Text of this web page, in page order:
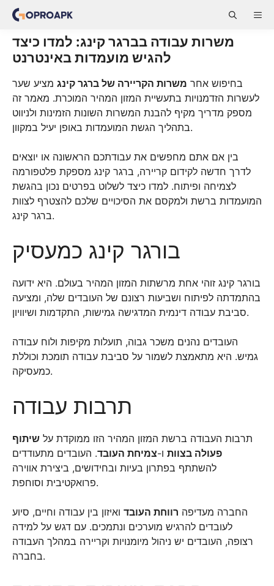
Skip
content
משרות עבודה בברגר קינג: למדו כיצד
להגיש מועמדות באינטרנט
בחיפוש אחר משרות הקריירה של ברגר קינג מציע שער
לעשרות הזדמנויות בתעשיית המזון המהיר המוכרת. מאמר זה
מספק מדריך מקיף להבנת המשרות השונות הזמינות ולניווט
בתהליך הגשת המועמדות באופן יעיל במקוון.
בין אם אתם מחפשים את עבודתכם הראשונה או יוצאים
לדרך חדשה לקידום קריירה, ברגר קינג מספקת פלטפורמה
לצמיחה ופיתוח. למדו כיצד לשלוט בפרטים נכון בהגשת
המועמדות ברשת ולמקסם את הסיכויים שלכם להצטרף לצוות
ברגר קינג.
בורגר קינג כמעסיק
בורגר קינג זוהי אחת מרשתות המזון המהיר בעולם. היא ידועה
בהתמדתה לפיתוח ושביעות רצונם של העובדים שלה, ומציעה
סביבת עבודה דינמית המדגישה גמישות, התקדמות ושיוויון.
העובדים נהנים משכר גבוה, תועלות מקיפות ולוח עבודה
גמיש. היא מתאמצת לשמור על סביבת עבודה תומכת וכוללת
כמעסיקה.
תרבות עבודה
תרבות העבודה ברשת המזון המהיר הזו ממוקדת על שיתוף
פעולה בצוות ו-צמיחת העובד. העובדים מתעודדים
להשתתף בפתרון בעיות ובחידושים, ביצירת אווירה
פרואקטיבית וסוחפת.
החברה מעדיפה רווחת העובד ואיזון בין עבודה וחיים, סיוע
לעובדים להרגיש מוערכים ונתמכים. עם דגש על למידה
רצופה, העובדים יש ניהול מיומנויות וקריירה במהלך העבודה
בחברה.